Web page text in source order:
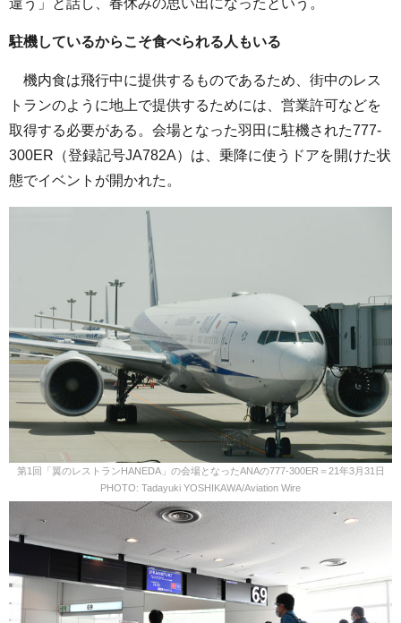
違う」と話し、春休みの思い出になったという。
駐機しているからこそ食べられる人もいる
機内食は飛行中に提供するものであるため、街中のレス
トランのように地上で提供するためには、営業許可などを
取得する必要がある。会場となった羽田に駐機された777-
300ER（登録記号JA782A）は、乗降に使うドアを開けた状
態でイベントが開かれた。
第1回「翼のレストランHANEDA」の会場となったANAの777-300ER＝21年3月31日
PHOTO: Tadayuki YOSHIKAWA/Aviation Wire